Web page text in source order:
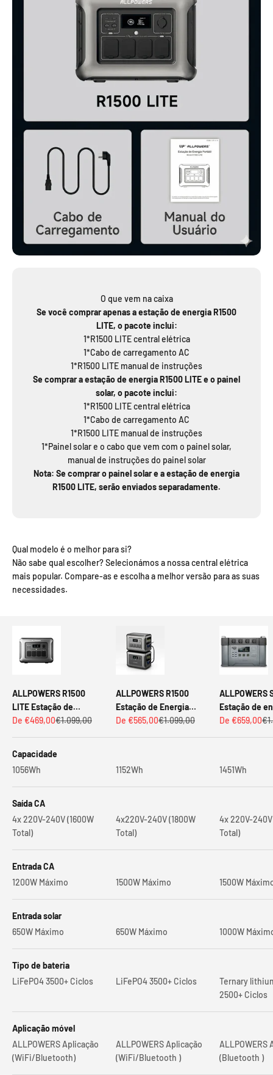
O que vem na caixa
Se você comprar apenas a estação de energia R1500
LITE, o pacote inclui:
1*R1500 LITE central elétrica
1*Cabo de carregamento AC
1*R1500 LITE manual de instruções
Se comprar a estação de energia R1500 LITE e o painel
solar, o pacote inclui:
1*R1500 LITE central elétrica
1*Cabo de carregamento AC
1*R1500 LITE manual de instruções
1*Painel solar e o cabo que vem com o painel solar,
manual de instruções do painel solar
Nota: Se comprar o painel solar e a estação de energia
R1500 LITE, serão enviados separadamente.
Qual modelo é o melhor para si?
Não sabe qual escolher? Selecionámos a nossa central elétrica
mais popular. Compare-as e escolha a melhor versão para as suas
necessidades.
ALLPOWERS R1500
LITE Estação de
energia portátil 1600W
Preço promocional
De €469,00Preço normal
€1.099,00
ALLPOWERS R1500
Estação de Energia
Portátil 1800W 1152Wh
Preço promocional
De €565,00Preço normal
€1.099,00
ALLPOWERS
Estação de
portátil
Preço
De €659,00
Capacidade
1056Wh
1152Wh 1451Wh
Saída CA
4x 220V-240V (1600W
Total)
4x220V-240V (1800W
Total)
4x 220V-
Total)
Entrada CA
1200W Máximo
1500W Máximo 1500W
Entrada solar
650W Máximo
650W Máximo 1000W
Tipo de bateria
LiFePO4 3500+ Ciclos
LiFePO4 3500+ Ciclos
Ternary
2500+ Ciclos
Aplicação móvel
ALLPOWERS Aplicação
(WiFi/Bluetooth)
ALLPOWERS Aplicação
(WiFi/Bluetooth )
ALLPOWERS
(Bluetooth )